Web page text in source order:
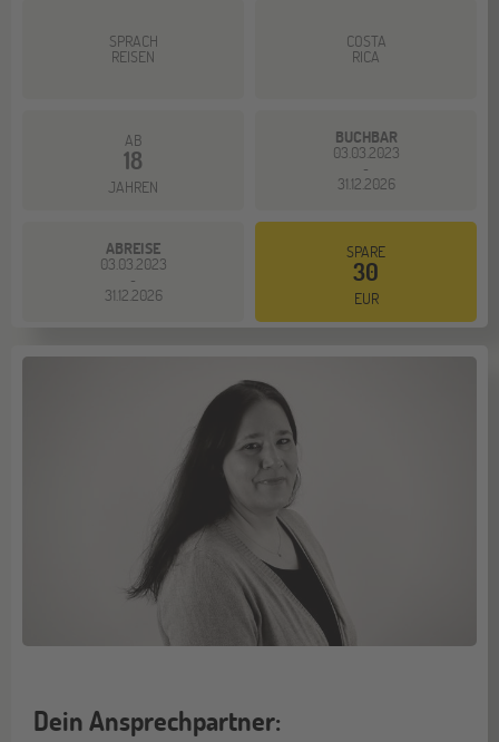
SPRACH
REISEN
COSTA
RICA
AB
18
JAHREN
BUCHBAR
03.03.2023
-
31.12.2026
ABREISE
03.03.2023
-
31.12.2026
SPARE
30
EUR
Dein Ansprechpartner: